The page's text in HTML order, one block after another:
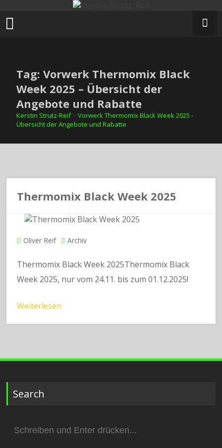
Inhalt
springen
Tag: Vorwerk Thermomix Black
Week 2025 – Übersicht der
Angebote und Rabatte
Kerstin Strutz-Reif>Vorwerk Thermomix Black Week 2025 -
Übersicht der Angebote und Rabatte
Thermomix Black Week 2025
Oliver Reif Archiv
Thermomix Black Week 2025Thermomix Black
Week 2025, nur vom 24.11. bis zum 01.12.2025!
Weiterlesen
Search
nach: